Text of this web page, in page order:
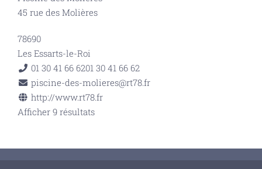
45 rue des Molières
78690
Les Essarts-le-Roi
01 30 41 66 6201 30 41 66 62
piscine-des-molieres@rt78.fr
http://www.rt78.fr
Afficher 9 résultats